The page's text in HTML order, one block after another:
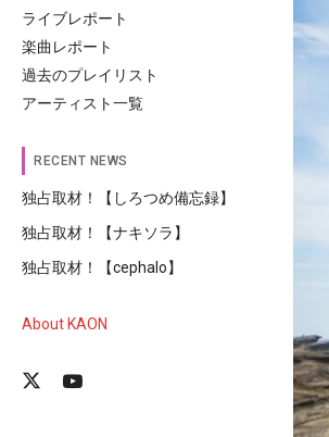
ライブレポート
楽曲レポート
過去のプレイリスト
アーティスト一覧
RECENT NEWS
独占取材！【しろつめ備忘録】
独占取材！【ナキソラ】
独占取材！【cephalo】
About KAON